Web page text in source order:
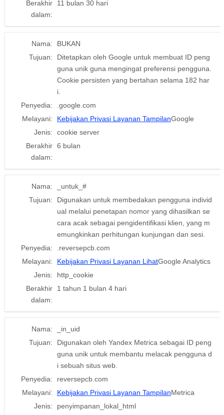
Berakhir
dalam:
11 bulan 30 hari
Nama:
BUKAN
Tujuan:
Ditetapkan oleh Google untuk membuat ID peng
guna unik guna mengingat preferensi pengguna.
Cookie persisten yang bertahan selama 182 har
i.
Penyedia:
.google.com
Melayani:
Kebijakan Privasi Layanan TampilanGoogle
Jenis:
cookie server
Berakhir
dalam:
6 bulan
Nama:
_untuk_#
Tujuan:
Digunakan untuk membedakan pengguna individ
ual melalui penetapan nomor yang dihasilkan se
cara acak sebagai pengidentifikasi klien, yang m
emungkinkan perhitungan kunjungan dan sesi.
Penyedia:
.reversepcb.com
Melayani:
Kebijakan Privasi Layanan LihatGoogle Analytics
Jenis:
http_cookie
Berakhir
dalam:
1 tahun 1 bulan 4 hari
Nama:
_in_uid
Tujuan:
Digunakan oleh Yandex Metrica sebagai ID peng
guna unik untuk membantu melacak pengguna d
i sebuah situs web.
Penyedia:
reversepcb.com
Melayani:
Kebijakan Privasi Layanan TampilanMetrica
Jenis:
penyimpanan_lokal_html